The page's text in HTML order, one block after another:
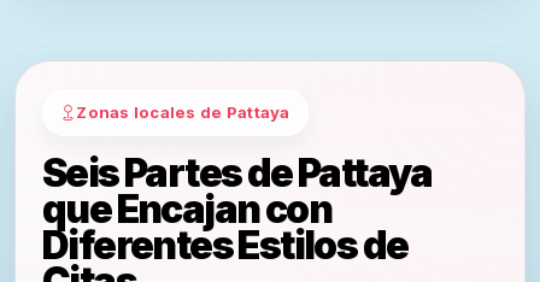
Zonas locales de Pattaya
Seis Partes de Pattaya
que Encajan con
Diferentes Estilos de